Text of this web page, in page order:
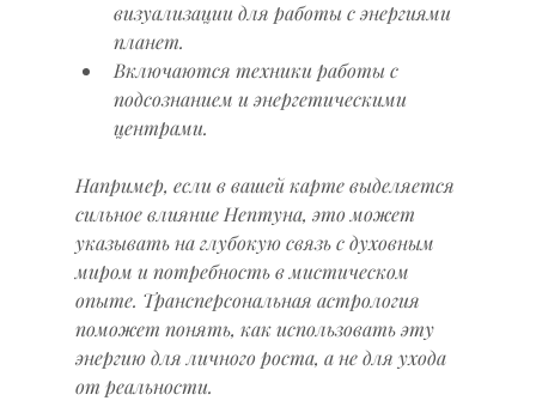
визуализации для работы с энергиями
планет.
Включаются техники работы с
подсознанием и энергетическими
центрами.
Например, если в вашей карте выделяется
сильное влияние Нептуна, это может
указывать на глубокую связь с духовным
миром и потребность в мистическом
опыте. Трансперсональная астрология
поможет понять, как использовать эту
энергию для личного роста, а не для ухода
от реальности.